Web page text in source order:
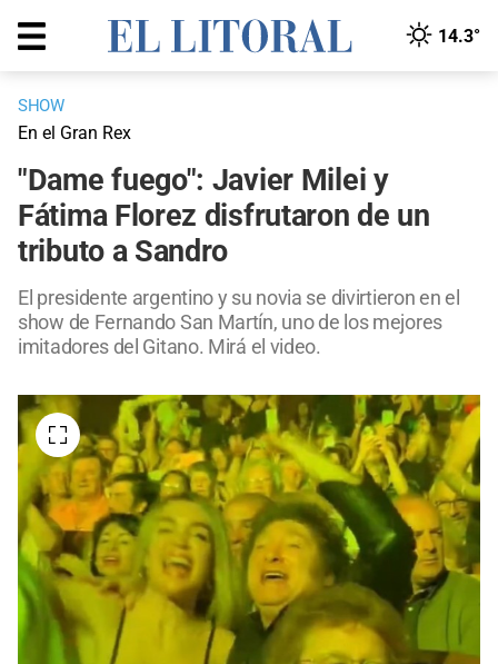
14.3°
SHOW
En el Gran Rex
"Dame fuego": Javier Milei y
Fátima Florez disfrutaron de un
tributo a Sandro
El presidente argentino y su novia se divirtieron en el
show de Fernando San Martín, uno de los mejores
imitadores del Gitano. Mirá el video.